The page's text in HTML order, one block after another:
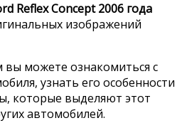
Reflex Concept 2006 года
изображений
можете ознакомиться с
узнать его особенности
которые выделяют этот
автомобилей.